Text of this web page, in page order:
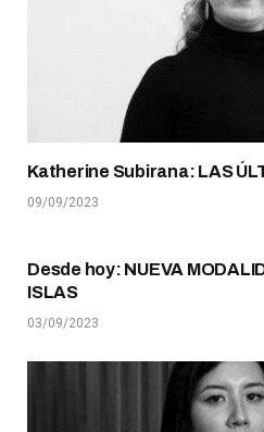
Katherine Subirana: LAS
09/09/2023
Desde hoy: NUEVA
ISLAS
03/09/2023